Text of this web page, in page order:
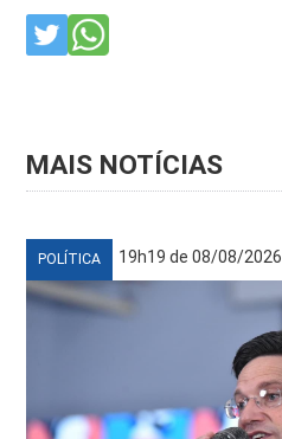
MAIS NOTÍCIAS
POLÍTICA 19h19 de 08/08/2026